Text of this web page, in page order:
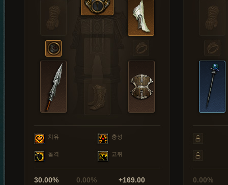
치유 충성
돌격 고취
30.00% 0.00% +169.00 0.00%